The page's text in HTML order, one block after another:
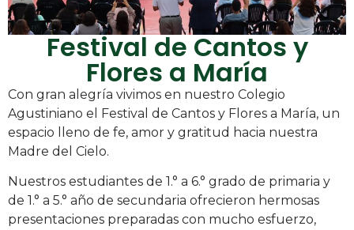
Festival de Cantos y
Flores a María
Con gran alegría vivimos en nuestro Colegio
Agustiniano el Festival de Cantos y Flores a María, un
espacio lleno de fe, amor y gratitud hacia nuestra
Madre del Cielo.
Nuestros estudiantes de 1.° a 6.° grado de primaria y
de 1.° a 5.° año de secundaria ofrecieron hermosas
presentaciones preparadas con mucho esfuerzo,